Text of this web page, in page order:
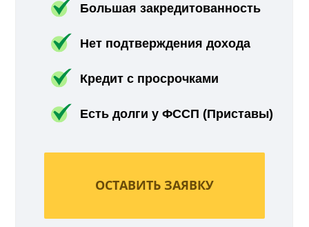
Нет подтверждения дохода
Большая закредитованность
Кредит с просрочками
Есть долги у ФССП (Приставы)
ОСТАВИТЬ ЗАЯВКУ